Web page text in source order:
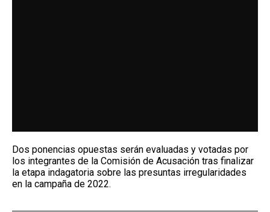
Dos ponencias opuestas serán evaluadas y votadas por
los integrantes de la Comisión de Acusación tras finalizar
la etapa indagatoria sobre las presuntas irregularidades
en la campaña de 2022.